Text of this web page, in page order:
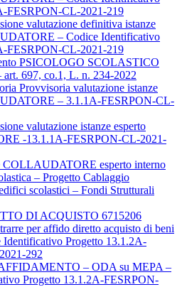
FESRPON-CL-2021-219
valutazione definitiva istanze
– Codice Identificativo
FESRPON-CL-2021-219
PSICOLOGO SCOLASTICO
art. 697, co.1, L. n. 234-2022
Provvisoria valutazione istanze
– 3.1.1A-FESRPON-CL-
valutazione istanze esperto
-13.1.1A-FESRPON-CL-2021-
COLLAUDATORE esperto interno
– Progetto Cablaggio
scolastici – Fondi Strutturali
DI ACQUISTO 6715206
per affido diretto acquisto di beni
Identificativo Progetto 13.1.2A-
292
– ODA su MEPA –
Progetto 13.1.2A-FESRPON-